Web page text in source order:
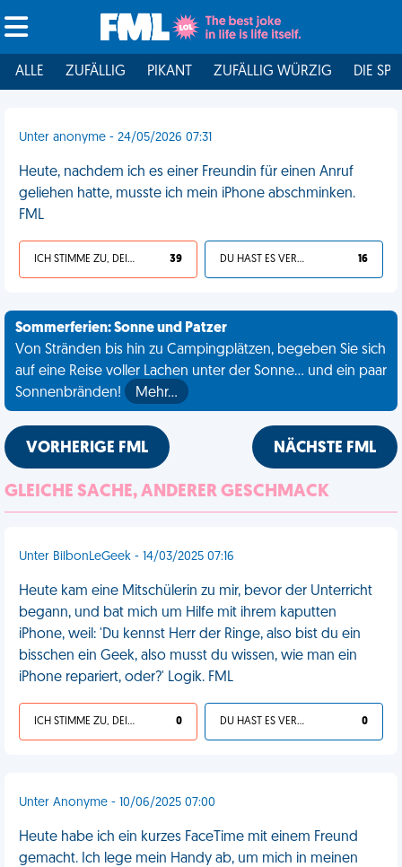
ALLE ZUFÄLLIG PIKANT ZUFÄLLIG WÜRZIG DIE
Unter anonyme - 24/05/2026 07:31
Heute, nachdem ich es einer Freundin für einen Anruf
geliehen hatte, musste ich mein iPhone abschminken.
FML
ICH STIMME ZU, DEIN LEBEN IST SCHEISSE 39 DU HAST ES VERDIENT 16
Sommerferien: Sonne und Patzer
Von Stränden bis hin zu Campingplätzen, begeben Sie sich
auf eine Reise voller Lachen unter der Sonne... und ein paar
Sonnenbränden!
Mehr…
VORHERIGE FML NÄCHSTE FML
GLEICHE SACHE, ANDERER GESCHMACK
Unter BilbonLeGeek - 14/03/2025 07:16
Heute kam eine Mitschülerin zu mir, bevor der Unterricht
begann, und bat mich um Hilfe mit ihrem kaputten
iPhone, weil: 'Du kennst Herr der Ringe, also bist du ein
bisschen ein Geek, also musst du wissen, wie man ein
iPhone repariert, oder?' Logik. FML
ICH STIMME ZU, DEIN LEBEN IST SCHEISSE 0 DU HAST ES VERDIENT 0
Unter Anonyme - 10/06/2025 07:00
Heute habe ich ein kurzes FaceTime mit einem Freund
gemacht. Ich lege mein Handy ab, um mich in meinen